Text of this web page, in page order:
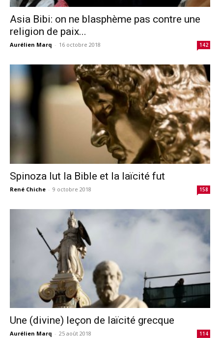
Asia Bibi: on ne blasphème pas contre une
religion de paix...
Aurélien Marq - 16 octobre 2018 142
Spinoza lut la Bible et la laïcité fut
René Chiche - 9 octobre 2018 158
Une (divine) leçon de laïcité grecque
Aurélien Marq - 25 août 2018 114